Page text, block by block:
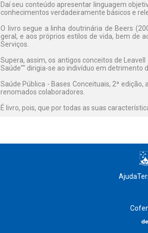
Daí seu conteúdo apresentar linguagem
conhecimentos verdadeiramente básicos e
O livro segue a linha doutrinária de Beers
geral, e aos próprios estilos de vida, bem de
Serviços.
Supera, assim, os antigos conceitos de
Saúde"" dirigia-se ao indivíduo em detrimento
Saúde Pública - Bases Conceituais, 2ª
renomados colaboradores.
É livro, pois, que por todas as suas
Ajuda